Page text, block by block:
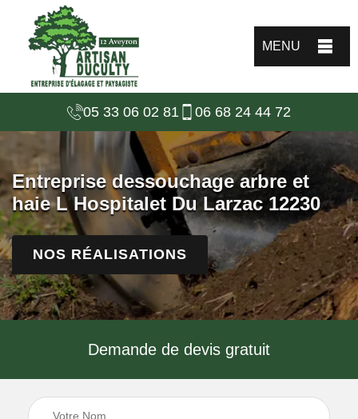
MENU
05 33 06 02 81 06 68 24 44 72
Entreprise dessouchage arbre et
haie L Hospitalet Du Larzac 12230
NOS RÉALISATIONS
Demande de devis gratuit